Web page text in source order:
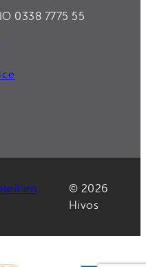
0338 7775 55
en
© 2026
Hivos